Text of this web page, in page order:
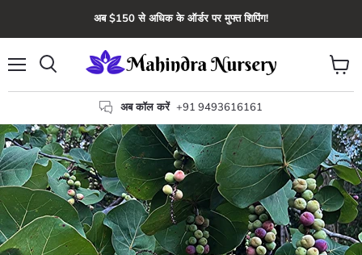
अब $150 से अधिक के ऑर्डर पर मुफ्त शिपिंग!
अब कॉल करें +91 9493616161
कार्ट
देंखे